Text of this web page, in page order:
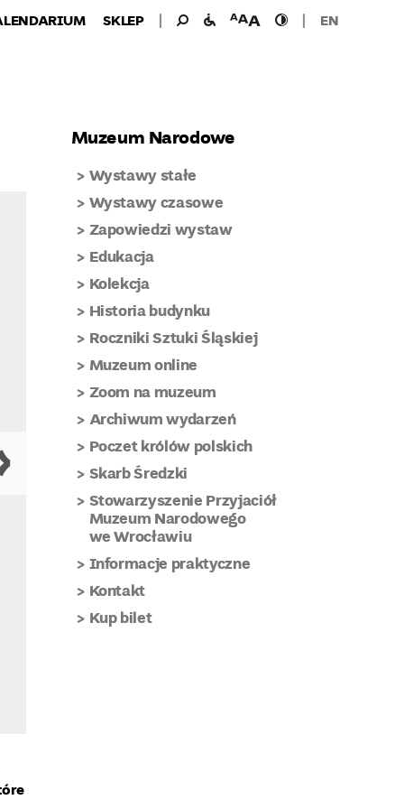
SKLEP Wyszukaj
Wyszukiwanie
dla:
udogodnieniawielkość
czcionki
wysoki
kontrast
EN
Muzeum Narodowe
Wystawy stałe
Wystawy czasowe
Zapowiedzi wystaw
Edukacja
Kolekcja
Historia budynku
Roczniki Sztuki Śląskiej
Muzeum online
Zoom na muzeum
Archiwum wydarzeń
Poczet królów polskich
Skarb Średzki
Stowarzyszenie Przyjaciół
Muzeum Narodowego
we Wrocławiu
Informacje praktyczne
Kontakt
Kup bilet